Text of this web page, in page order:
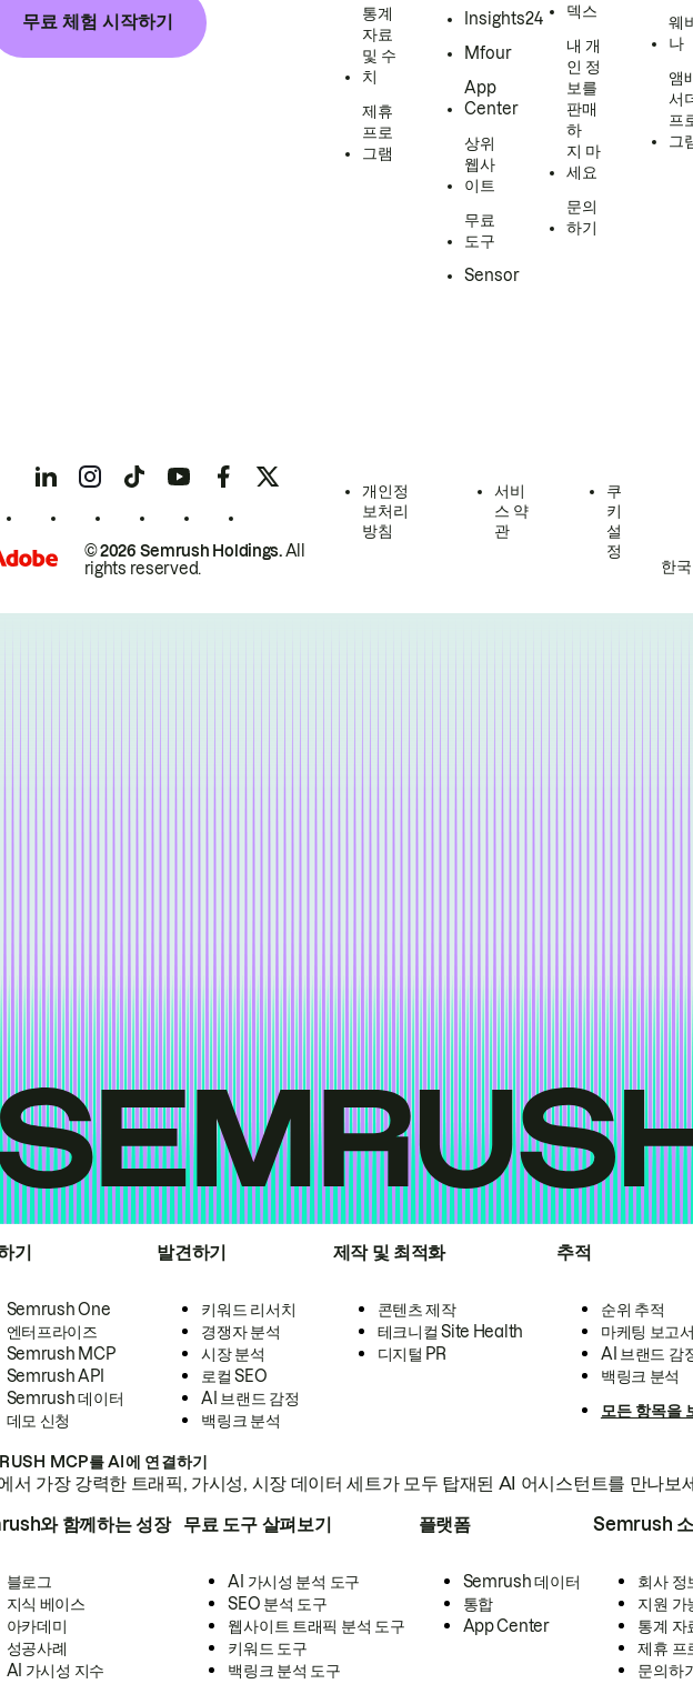
기
Semrush One
엔터프라이즈
Semrush MCP
Semrush API
Semrush 데이터
데모 신청
발견하기
키워드 리서치
경쟁자 분석
시장 분석
로컬 SEO
AI 브랜드 감정
백링크 분석
제작 및 최적화
콘텐츠 제작
테크니컬 Site Health
디지털 PR
추적
순위 추적
마케팅 보고
AI 브랜드 감
백링크 분석
모든 항목을
MCP를 AI에 연결하기
서 가장 강력한 트래픽, 가시성, 시장 데이터 세트가 모두 탑재된 AI 어시스턴트를 만나보
와 함께하는 성장
블로그
지식 베이스
아카데미
성공사례
AI 가시성 지수
무료 도구 살펴보기
AI 가시성 분석 도구
SEO 분석 도구
웹사이트 트래픽 분석 도구
키워드 도구
백링크 분석 도구
플랫폼
Semrush 데이터
통합
App Center
Semrush
회사 정
지원 가
통계 자
제휴 프
문의하
무료 체험 시작하기
통계
자료
및 수
치
제휴
프로
그램
Insights24
Mfour
App
Center
상위
웹사
이트
무료
도구
Sensor
덱스
내 개
인 정
보를
판매
하
지 마
세요
문의
하기
웨
나
앰
서
프
그
© 2026 Semrush Holdings.All
rights reserved.
개인정
보처리
방침
서비
스 약
관
쿠
키
설
정
한